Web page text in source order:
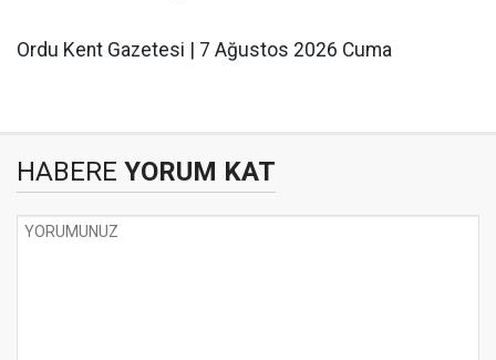
Ordu Kent Gazetesi | 7 Ağustos 2026 Cuma
HABERE YORUM KAT